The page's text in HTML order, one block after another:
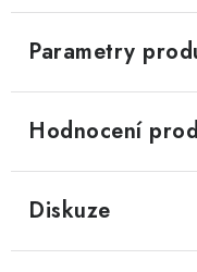
Parametry
Hodnocení
Diskuze